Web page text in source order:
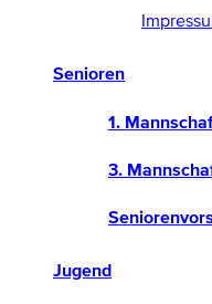
Senioren
1.
3.
Jugend